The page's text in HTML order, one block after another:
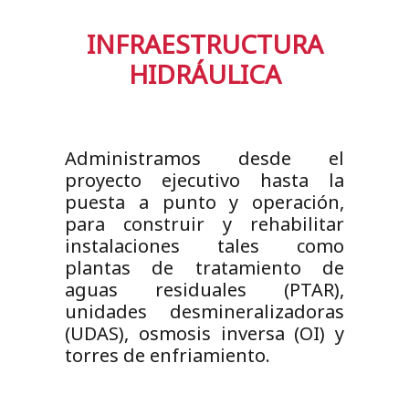
INFRAESTRUCTURA
HIDRÁULICA
Administramos desde el
proyecto ejecutivo hasta la
puesta a punto y operación,
para construir y rehabilitar
instalaciones tales como
plantas de tratamiento de
aguas residuales (PTAR),
unidades desmineralizadoras
(UDAS), osmosis inversa (OI) y
torres de enfriamiento.